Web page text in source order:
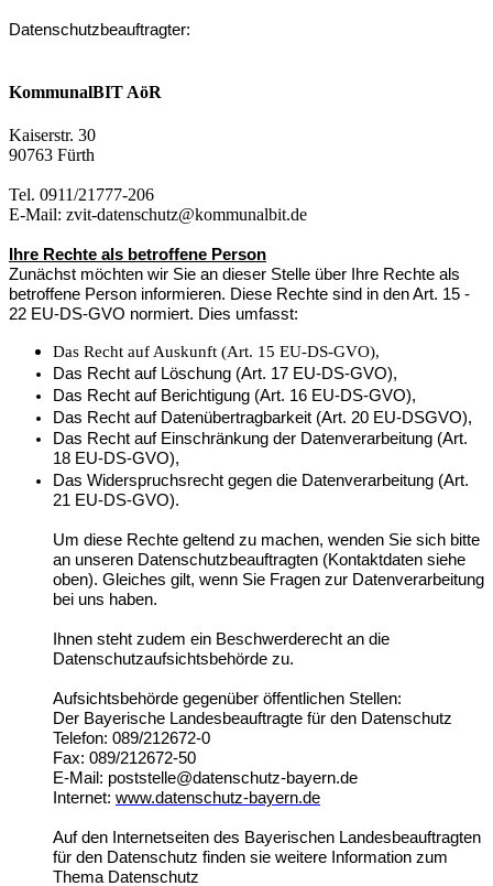
Datenschutzbeauftragter:
KommunalBIT AöR
Kaiserstr. 30
90763 Fürth
Tel. 0911/21777-206
E-Mail: zvit-datenschutz@kommunalbit.de
Ihre Rechte als betroffene Person
Zunächst möchten wir Sie an dieser Stelle über Ihre Rechte als
betroffene Person informieren. Diese Rechte sind in den Art. 15 -
22 EU-DS-GVO normiert. Dies umfasst:
Das Recht auf Auskunft (Art. 15 EU-DS-GVO),
Das Recht auf Löschung (Art. 17 EU-DS-GVO),
Das Recht auf Berichtigung (Art. 16 EU-DS-GVO),
Das Recht auf Datenübertragbarkeit (Art. 20 EU-DSGVO),
Das Recht auf Einschränkung der Datenverarbeitung (Art.
18 EU-DS-GVO),
Das Widerspruchsrecht gegen die Datenverarbeitung (Art.
21 EU-DS-GVO).
Um diese Rechte geltend zu machen, wenden Sie sich bitte
an unseren Datenschutzbeauftragten (Kontaktdaten siehe
oben). Gleiches gilt, wenn Sie Fragen zur Datenverarbeitung
bei uns haben.
Ihnen steht zudem ein Beschwerderecht an die
Datenschutzaufsichtsbehörde zu.
Aufsichtsbehörde gegenüber öffentlichen Stellen:
Der Bayerische Landesbeauftragte für den Datenschutz
Telefon: 089/212672-0
Fax: 089/212672-50
E-Mail: poststelle@datenschutz-bayern.de
Internet: www.datenschutz-bayern.de
Auf den Internetseiten des Bayerischen Landesbeauftragten
für den Datenschutz finden sie weitere Information zum
Thema Datenschutz